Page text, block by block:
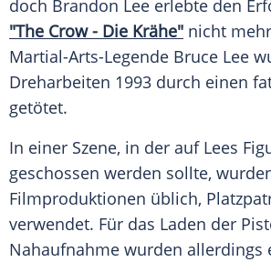
doch Brandon Lee erlebte den
"The Crow - Die Krähe" nicht
Martial-Arts-Legende Bruce Lee
Dreharbeiten 1993 durch einen
getötet.
In einer Szene, in der auf Lees
geschossen werden sollte,
Filmproduktionen üblich,
verwendet. Für das Laden der
Nahaufnahme wurden allerdings